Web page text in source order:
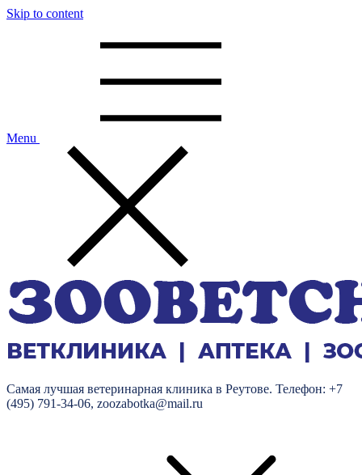
Skip to content
Menu
Самая лучшая ветеринарная клиника в Реутове. Телефон: +7
(495) 791-34-06, zoozabotka@mail.ru